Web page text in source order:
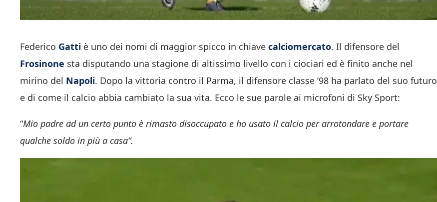
Federico Gatti è uno dei nomi di maggior spicco in chiave calciomercato. Il difensore del
Frosinone sta disputando una stagione di altissimo livello con i ciociari ed è finito anche nel
mirino del Napoli. Dopo la vittoria contro il Parma, il difensore classe ’98 ha parlato del suo futuro
e di come il calcio abbia cambiato la sua vita. Ecco le sue parole ai microfoni di Sky Sport:
“Mio padre ad un certo punto è rimasto disoccupato e ho usato il calcio per arrotondare e portare
qualche soldo in più a casa”.